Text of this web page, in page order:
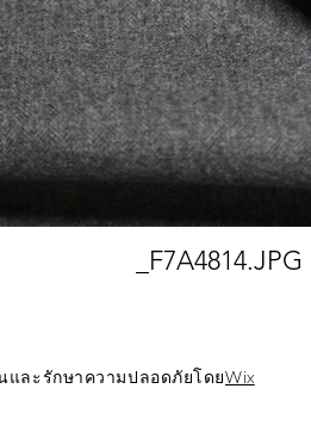
_F7A4814.JPG
และรักษาความปลอดภัยโดยWix